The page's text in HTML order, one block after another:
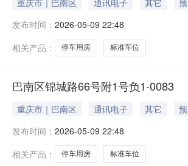
重庆市｜巴南区 通讯电子 其它
发布时间： 2026-05-09 22:48
相关产品：
停车用房 标准车位
巴南区锦城路66号附1号负1-0083
重庆市｜巴南区 通讯电子 其它
发布时间： 2026-05-09 22:48
相关产品：
停车用房 标准车位